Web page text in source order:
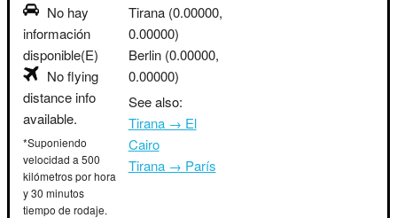
No hay
información
disponible(E)
No flying
distance info
available.
*Suponiendo
velocidad a 500
kilómetros por hora
y 30 minutos
tiempo de rodaje.
Tirana (0.00000,
0.00000)
Berlin (0.00000,
0.00000)
See also:
Tirana → El
Cairo
Tirana → París